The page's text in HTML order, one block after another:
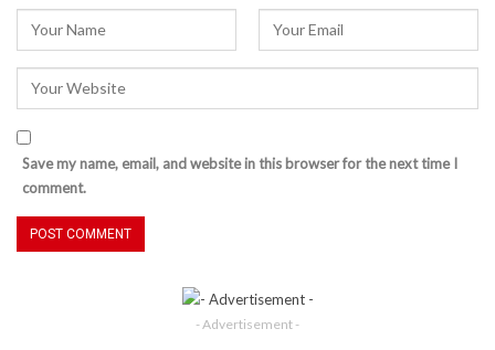
Save my name, email, and website in this browser for the next time I
comment.
- Advertisement -